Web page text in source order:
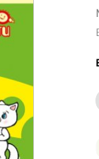
література